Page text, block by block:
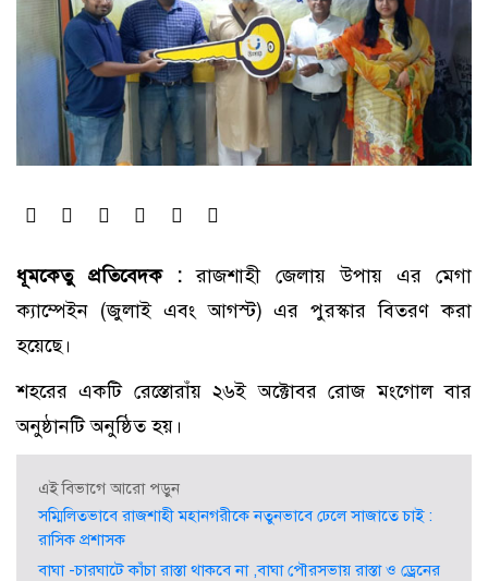
ধূমকেতু প্রতিবেদক :রাজশাহী জেলায় উপায় এর মেগা
ক্যাম্পেইন (জুলাই এবং আগস্ট) এর পুরস্কার বিতরণ করা
হয়েছে।
শহরের একটি রেস্তোরাঁয় ২৬ই অক্টোবর রোজ মংগোল বার
অনুষ্ঠানটি অনুষ্ঠিত হয়।
এই বিভাগে আরো পড়ুন
সম্মিলিতভাবে রাজশাহী মহানগরীকে নতুনভাবে ঢেলে সাজাতে চাই :
রাসিক প্রশাসক
বাঘা -চারঘাটে কাঁচা রাস্তা থাকবে না ,বাঘা পৌরসভায় রাস্তা ও ড্রেনের